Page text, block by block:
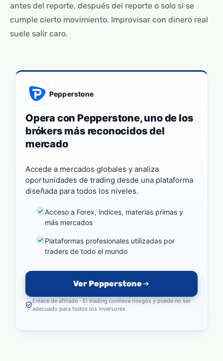
antes del reporte, después del reporte o solo si se
cumple cierto movimiento. Improvisar con dinero real
suele salir caro.
Pepperstone
Opera con Pepperstone, uno de los
brókers más reconocidos del
mercado
Accede a mercados globales y analiza
oportunidades de trading desde una plataforma
diseñada para todos los niveles.
Acceso a Forex, índices, materias primas y
más mercados
Plataformas profesionales utilizadas por
traders de todo el mundo
Ver Pepperstone
Enlace de afiliado · El trading conlleva riesgos y puede no ser
adecuado para todos los inversores